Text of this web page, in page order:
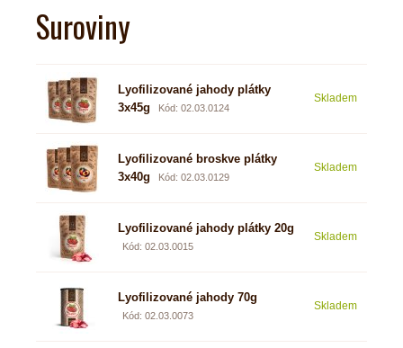
Suroviny
Lyofilizované jahody plátky
3x45g
Kód: 02.03.0124
Skladem
Lyofilizované broskve plátky
3x40g
Kód: 02.03.0129
Skladem
Lyofilizované jahody plátky 20g
Kód: 02.03.0015
Skladem
Lyofilizované jahody 70g
Kód: 02.03.0073
Skladem